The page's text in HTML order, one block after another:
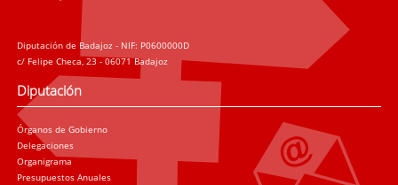
Diputación de Badajoz - NIF: P0600000D
c/ Felipe Checa, 23 - 06071 Badajoz
Diputación
Órganos de Gobierno
Delegaciones
Organigrama
Presupuestos Anuales